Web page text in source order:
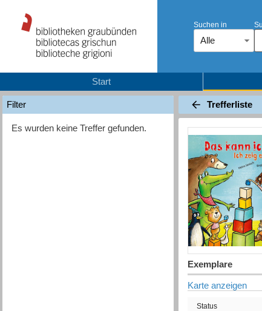
Suchen in
Alle
Start
Filter
Es wurden keine Treffer gefunden.
Trefferliste
Exemplare
Karte anzeigen
Status